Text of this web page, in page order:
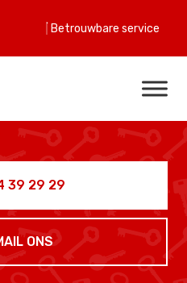
Betrouwbare service
39 29 29
ONS